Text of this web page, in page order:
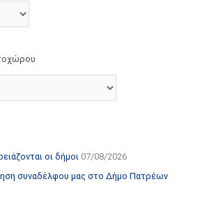
οι δήμοι 07/08/2026
συναδέλφου μας στο Δήμο Πατρέων